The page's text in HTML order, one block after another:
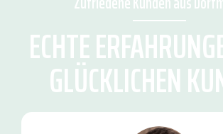
ECHTE
GLÜCKLICHEN